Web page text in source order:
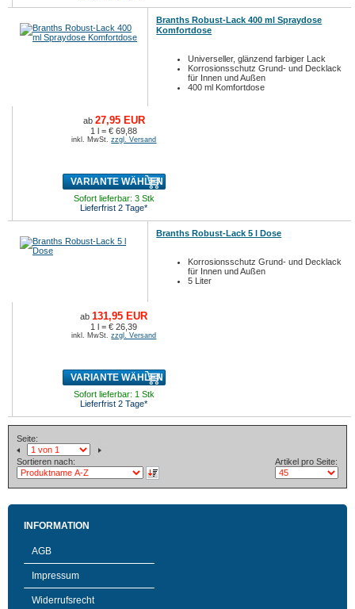
Branths Robust-Lack 400 ml Spraydose
Komfortdose
Universeller, glänzend farbiger Lack
Korrosionsschutz Grund- und Decklack
für Innen und Außen
400 ml Komfortdose
ab 27,95 EUR
1 l = € 69,88
inkl. MwSt.zzgl. Versand
VARIANTE WÄHLEN
Sofort lieferbar: 3 Stk
Lieferfrist 2 Tage*
Branths Robust-Lack 5 l Dose
Korrosionsschutz Grund- und Decklack
für Innen und Außen
5 Liter
ab131,95 EUR
1 l = € 26,39
inkl. MwSt.zzgl. Versand
VARIANTE WÄHLEN
Sofort lieferbar: 1 Stk
Lieferfrist 2 Tage*
Seite:
Sortieren nach: Artikel pro Seite:
INFORMATION
AGB
Impressum
Widerrufsrecht